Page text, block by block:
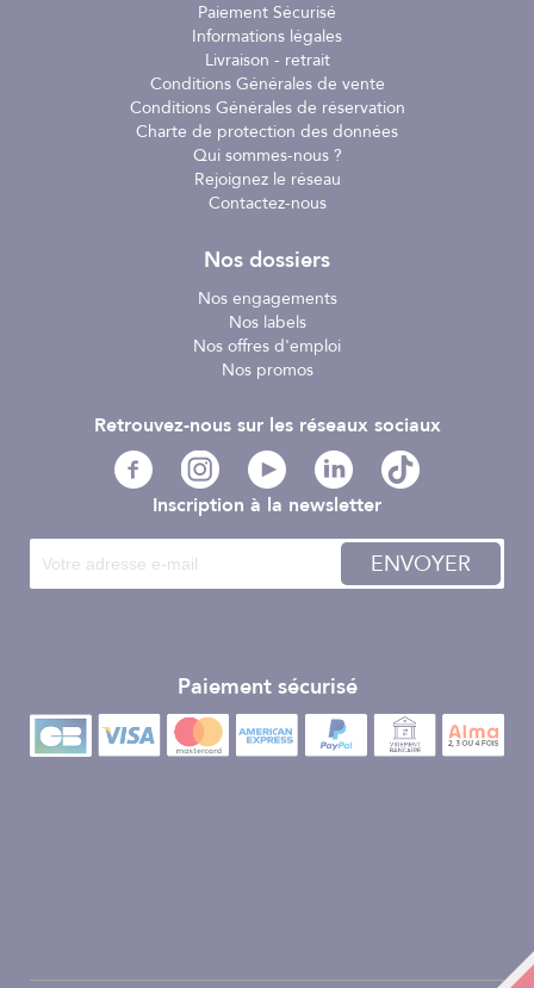
Paiement Sécurisé
Informations légales
Livraison - retrait
Conditions Générales de vente
Conditions Générales de réservation
Charte de protection des données
Qui sommes-nous ?
Rejoignez le réseau
Contactez-nous
Nos dossiers
Nos engagements
Nos labels
Nos offres d'emploi
Nos promos
Inscription à la newsletter
ENVOYER
Paiement sécurisé
Retrouvez-nous sur les réseaux sociaux